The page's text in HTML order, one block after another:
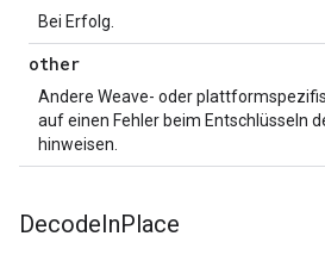
Bei Erfolg.
other
Andere Weave- oder
auf einen Fehler beim Entschlüsseln
hinweisen.
DecodeInPlace